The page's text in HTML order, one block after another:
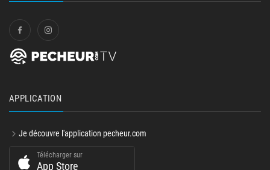
APPLICATION
Je découvre l'application pecheur.com
Télécharger sur
App Store